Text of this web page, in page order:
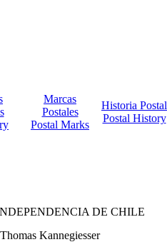
Marcas
Postales
Postal Marks
Historia Postal
Postal History
DE CHILE
Kannegiesser